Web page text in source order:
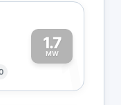
1.7
MW1